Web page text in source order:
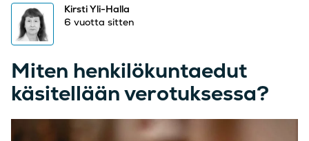
Kirsti Yli-Halla
6 vuotta sitten
Miten henkilökuntaedut
käsitellään verotuksessa?